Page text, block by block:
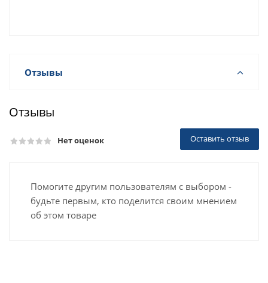
Отзывы
Отзывы
Нет оценок Оставить отзыв
Помогите другим пользователям с выбором -
будьте первым, кто поделится своим мнением
об этом товаре